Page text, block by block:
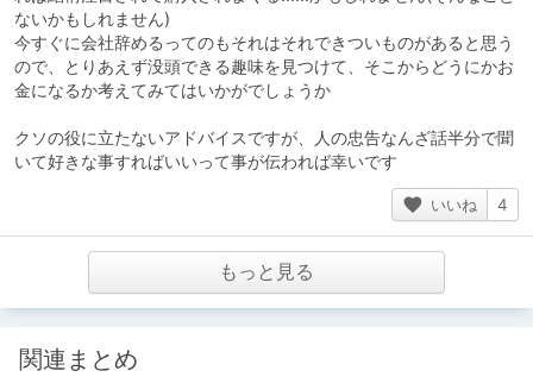
ないかもしれません)
今すぐに会社辞めるってのもそれはそれできついものがあると思う
ので、とりあえず没頭できる趣味を見つけて、そこからどうにかお
金になるか考えてみてはいかがでしょうか
クソの役に立たないアドバイスですが、人の忠告なんざ話半分で聞
いて好きな事すればいいって事が伝われば幸いです
いいね 4
もっと見る
関連まとめ